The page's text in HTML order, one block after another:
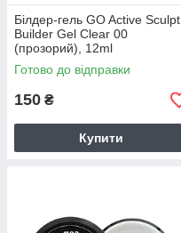
Білдер-гель GO Active Sculpt
Builder Gel Clear 00
(прозорий), 12ml
Готово до відправки
150 ₴
Купити